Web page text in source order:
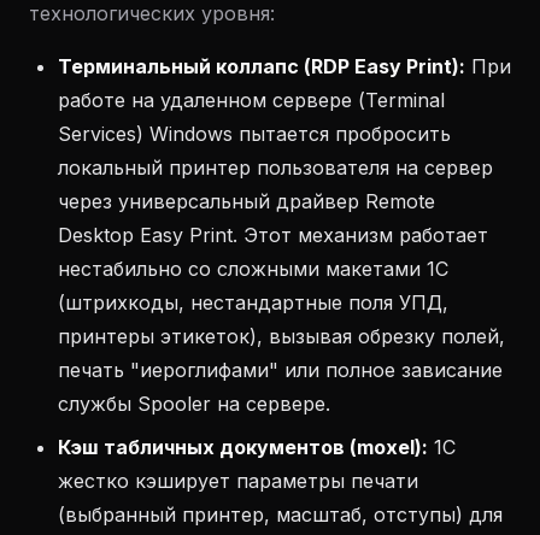
технологических уровня:
Терминальный коллапс (RDP Easy Print): При
работе на удаленном сервере (Terminal
Services) Windows пытается пробросить
локальный принтер пользователя на сервер
через универсальный драйвер Remote
Desktop Easy Print. Этот механизм работает
нестабильно со сложными макетами 1С
(штрихкоды, нестандартные поля УПД,
принтеры этикеток), вызывая обрезку полей,
печать "иероглифами" или полное зависание
службы Spooler на сервере.
Кэш табличных документов (moxel): 1С
жестко кэширует параметры печати
(выбранный принтер, масштаб, отступы) для